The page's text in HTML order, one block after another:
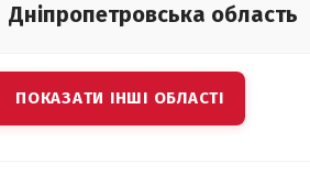
Дніпропетровська область
ПОКАЗАТИ ІНШІ ОБЛАСТІ